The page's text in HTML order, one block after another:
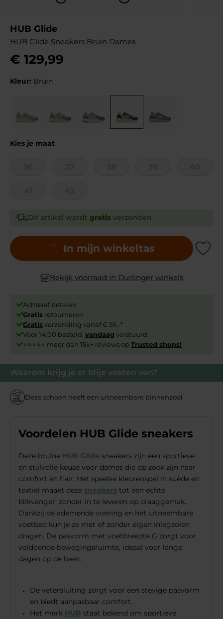
Waarom krijg je er blije voeten van?
Deze schoen heeft een uitneembare binnenzool
Voordelen HUB Glide sneakers
Deze bruine HUB Glide sneakers zijn een sportieve
en stijlvolle keuze voor dames die op zoek zijn naar
comfort en flair. Het speelse kleurenspel in suède en
textiel maakt deze sneakers tot een echte
blikvanger, zonder in te leveren op draaggemak.
Dankzij de ademende voering en het uitneembare
voetbed kun je ze met of zonder eigen inlegzolen
dragen. De pasvorm met voetbreedte G zorgt voor
voldoende bewegingsruimte, ideaal voor lange
dagen op de been.
De vetersluiting zorgt voor een stevige pasvorm
en biedt aanpasbaar comfort.
Het merk HUB staat bekend om sportieve
HUB Glide
HUB Glide Sneakers Bruin Dames
€ 129,99
Kleur: Bruin
Kies je maat
Dit artikel wordt gratis verzonden
In mijn winkeltas Add to
Bekijk voorraad in Durlinger winkels
Achteraf betalen
Gratis retourneren
Gratisverzending vanaf € 59,-*
Voor 14:00 besteld, vandaag verstuurd
⭐⭐⭐⭐⭐ meer dan 15k+ reviews op Trusted shops!